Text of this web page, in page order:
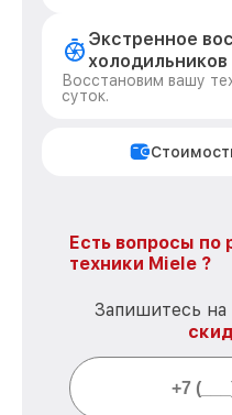
Экстренное
холодильников
Восстановим вашу
суток.
Есть вопросы по
техники Miele ?
Запишитесь на